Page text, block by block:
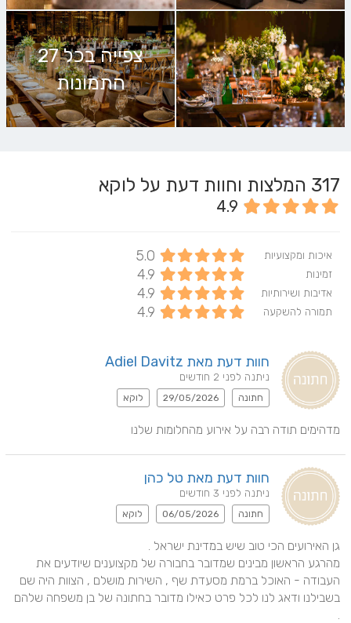
צפייה בכל 27
התמונות
317 המלצות וחוות דעת על לוקא
4.9
איכות ומקצועיות 5.0
זמינות 4.9
אדיבות ושירותיות 4.9
תמורה להשקעה 4.9
חוות דעת מאת Adiel Davitz
ניתנה לפני 2 חודשים
חתונה 29/05/2026 לוקא
מדהימים תודה רבה על אירוע מהחלומות שלנו
חוות דעת מאת טל כהן
ניתנה לפני 3 חודשים
חתונה 06/05/2026 לוקא